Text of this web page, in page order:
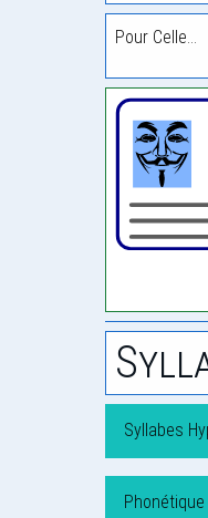
Pour Celle…
Syllabes